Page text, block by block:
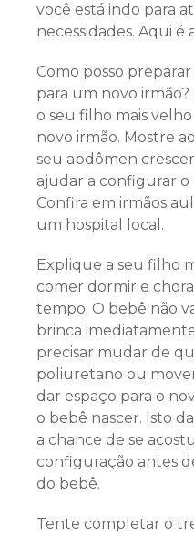
você está indo para
necessidades. Aqui é
Como posso
para um novo
o seu filho mais
novo irmão. Mostre
seu abdômen
ajudar a configurar o
Confira em irmãos
um hospital local.
Explique a seu filho
comer dormir e
tempo. O bebê não
brinca
precisar mudar de
poliuretano ou
dar espaço para o
o bebê nascer. Isto
a chance de se
configuração antes
do bebê.
Tente completar o